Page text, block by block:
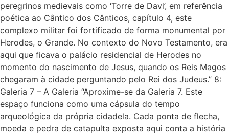
peregrinos medievais como ‘Torre de Davi’, em referência
poética ao Cântico dos Cânticos, capítulo 4, este
complexo militar foi fortificado de forma monumental por
Herodes, o Grande. No contexto do Novo Testamento, era
aqui que ficava o palácio residencial de Herodes no
momento do nascimento de Jesus, quando os Reis Magos
chegaram à cidade perguntando pelo Rei dos Judeus.” 8:
Galeria 7 – A Galeria “Aproxime-se da Galeria 7. Este
espaço funciona como uma cápsula do tempo
arqueológica da própria cidadela. Cada ponta de flecha,
moeda e pedra de catapulta exposta aqui conta a história